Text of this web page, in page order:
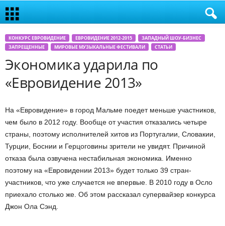
КОНКУРС ЕВРОВИДЕНИЕ ЕВРОВИДЕНИЕ 2012-2015
ЗАПАДНЫЙ ШОУ-БИЗНЕС
ЗАПРЕЩЕННЫЕ
МИРОВЫЕ МУЗЫКАЛЬНЫЕ ФЕСТИВАЛИ СТАТЬИ
Экономика ударила по
«Евровидение 2013»
На «Евровидение» в город Мальме поедет меньше участников,
чем было в 2012 году. Вообще от участия отказались четыре
страны, поэтому исполнителей хитов из Португалии, Словакии,
Турции, Боснии и Герцоговины зрители не увидят. Причиной
отказа была озвучена нестабильная экономика. Именно
поэтому на «Евровидении 2013» будет только 39 стран-
участников, что уже случается не впервые. В 2010 году в Осло
приехало столько же. Об этом рассказал супервайзер конкурса
Джон Ола Сэнд.